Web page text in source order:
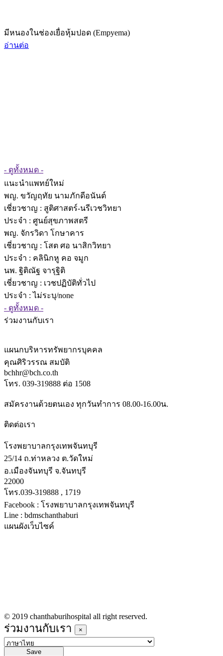
มีหนองในช่องเยื่อหุ้มปอด (Empyema)
อ่านต่อ
- ดูทั้งหมด -
แนะนำแพทย์ใหม่
พญ. ขวัญฤทัย นามภักดีอนันต์
เชี่ยวชาญ : สูติศาสตร์-นรีเวชวิทยา
ประจำ : ศูนย์สุขภาพสตรี
พญ. จักรวิดา โกษาคาร
เชี่ยวชาญ : โสต ศอ นาสิกวิทยา
ประจำ : คลินิกหู คอ จมูก
นพ. ฐิติณัฐ จารุฐิติ
เชี่ยวชาญ : เวชปฏิบัติทั่วไป
ประจำ : ไม่ระบุ/none
- ดูทั้งหมด -
ร่วมงานกับเรา
แผนกบริหารทรัพยากรบุคคล
คุณศิริวรรณ สมบัติ
bchhr@bch.co.th
โทร. 039-319888 ต่อ 1508
สมัครงานด้วยตนเอง ทุกวันทำการ 08.00-16.00น.
ติดต่อเรา
โรงพยาบาลกรุงเทพจันทบุรี
25/14 ถ.ท่าหลวง ต.วัดใหม่
อ.เมืองจันทบุรี จ.จันทบุรี
22000
โทร.039-319888 , 1719
Facebook : โรงพยาบาลกรุงเทพจันทบุรี
Line : bdmschanthaburi
แผนผังเว็บไซค์
© 2019 chanthaburihospital all right reserved.
ร่วมงานกับเรา ×
Save